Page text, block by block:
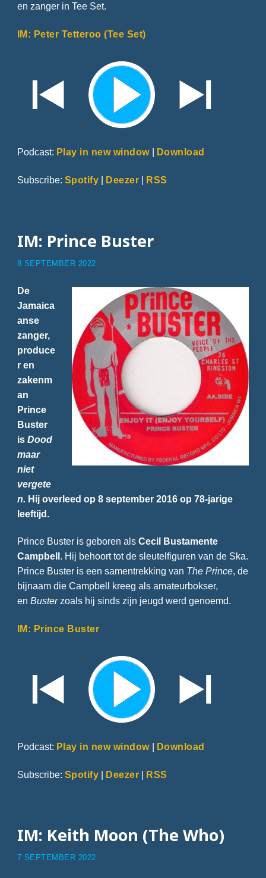
en zanger in Tee Set.
IM: Peter Tetteroo (Tee Set)
Podcast: Play in new window| Download
Subscribe: Spotify | Deezer | RSS
IM: Prince Buster
8 SEPTEMBER 2022
De
Jamaica
anse
zanger,
produce
r en
zakenm
an
Prince
Buster
is Dood
maar
niet
vergete
n. Hij overleed op 8 september 2016 op 78-jarige
leeftijd.
Prince Buster is geboren als Cecil Bustamente
Campbell. Hij behoort tot de sleutelfiguren van de Ska.
Prince Buster is een samentrekking van The Prince, de
bijnaam die Campbell kreeg als amateurbokser,
en Busterzoals hij sinds zijn jeugd werd genoemd.
IM: Prince Buster
Podcast: Play in new window| Download
Subscribe: Spotify | Deezer | RSS
IM: Keith Moon (The Who)
7 SEPTEMBER 2022